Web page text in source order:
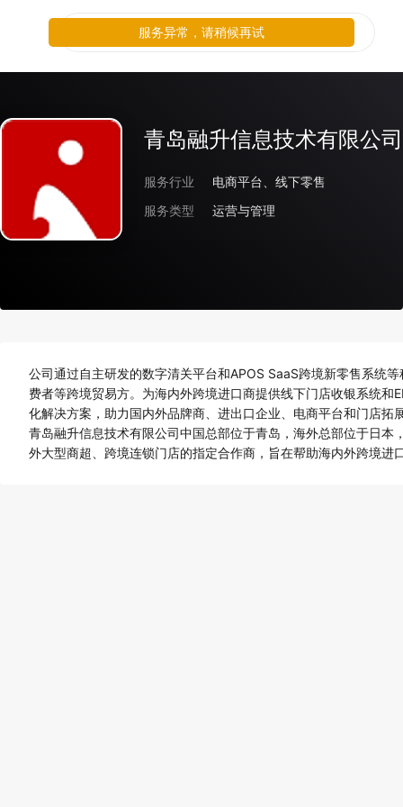
青岛融升信息技术有限公司
服务行业
电商平台、线下零售
服务类型
运营与管理
公司通过自主研发的数字清关平台和APOS SaaS跨境新零售系统
费者等跨境贸易方。为海内外跨境进口商提供线下门店收银系统
化解决方案，助力国内外品牌商、进出口企业、电商平台和门店
青岛融升信息技术有限公司中国总部位于青岛，海外总部位于日
外大型商超、跨境连锁门店的指定合作商，旨在帮助海内外跨境进
服务异常，请稍候再试